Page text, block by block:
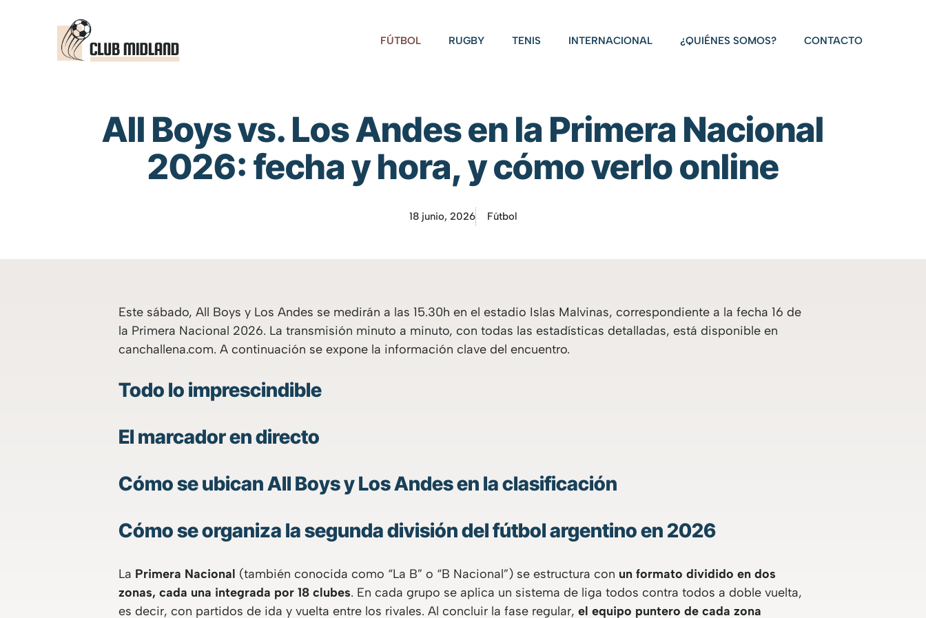
FÚTBOL RUGBY TENIS INTERNACIONAL ¿QUIÉNES SOMOS? CONTACTO
All Boys vs. Los Andes en la Primera Nacional
2026: fecha y hora, y cómo verlo online
18 junio, 2026 Fútbol
Este sábado, All Boys y Los Andes se medirán a las 15.30h en el estadio Islas Malvinas, correspondiente a la fecha 16 de
la Primera Nacional 2026. La transmisión minuto a minuto, con todas las estadísticas detalladas, está disponible en
canchallena.com. A continuación se expone la información clave del encuentro.
Todo lo imprescindible
El marcador en directo
Cómo se ubican All Boys y Los Andes en la clasificación
Cómo se organiza la segunda división del fútbol argentino en 2026
La Primera Nacional (también conocida como “La B” o “B Nacional”) se estructura con un formato dividido en dos
zonas, cada una integrada por 18 clubes. En cada grupo se aplica un sistema de liga todos contra todos a doble vuelta,
es decir, con partidos de ida y vuelta entre los rivales. Al concluir la fase regular, el equipo puntero de cada zona